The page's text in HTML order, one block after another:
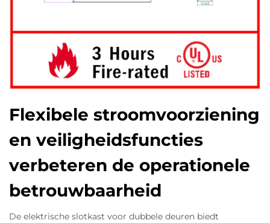
Flexibele stroomvoorziening
en veiligheidsfuncties
verbeteren de operationele
betrouwbaarheid
De elektrische slotkast voor dubbele deuren biedt